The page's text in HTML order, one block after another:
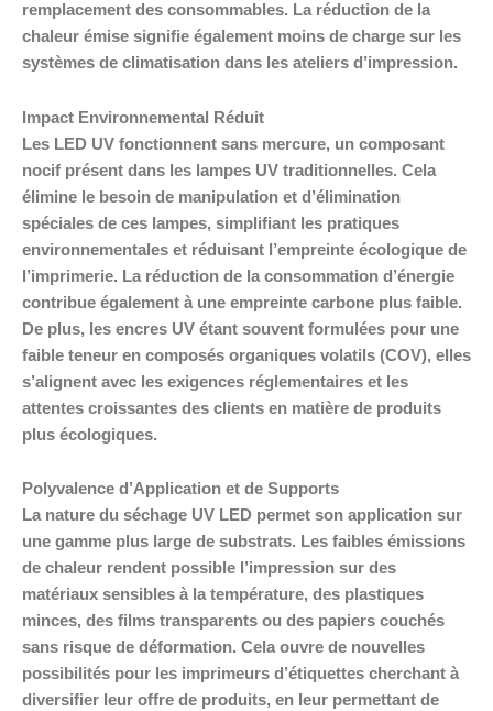
remplacement des consommables. La réduction de la
chaleur émise signifie également moins de charge sur les
systèmes de climatisation dans les ateliers d’impression.
Impact Environnemental Réduit
Les LED UV fonctionnent sans mercure, un composant
nocif présent dans les lampes UV traditionnelles. Cela
élimine le besoin de manipulation et d’élimination
spéciales de ces lampes, simplifiant les pratiques
environnementales et réduisant l’empreinte écologique de
l’imprimerie. La réduction de la consommation d’énergie
contribue également à une empreinte carbone plus faible.
De plus, les encres UV étant souvent formulées pour une
faible teneur en composés organiques volatils (COV), elles
s’alignent avec les exigences réglementaires et les
attentes croissantes des clients en matière de produits
plus écologiques.
Polyvalence d’Application et de Supports
La nature du séchage UV LED permet son application sur
une gamme plus large de substrats. Les faibles émissions
de chaleur rendent possible l’impression sur des
matériaux sensibles à la température, des plastiques
minces, des films transparents ou des papiers couchés
sans risque de déformation. Cela ouvre de nouvelles
possibilités pour les imprimeurs d’étiquettes cherchant à
diversifier leur offre de produits, en leur permettant de